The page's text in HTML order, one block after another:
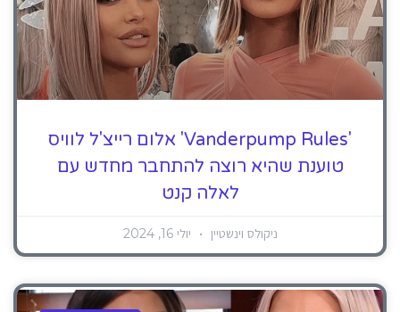
'Vanderpump Rules' אלום רייצ'ל לוויס
טוענת שהיא רוצה להתחבר מחדש עם
לאלה קנט
ניקולס וינשטיין יולי 16, 2024